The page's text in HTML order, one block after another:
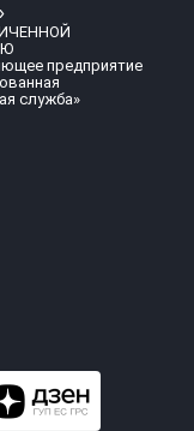
предприятие
служба»